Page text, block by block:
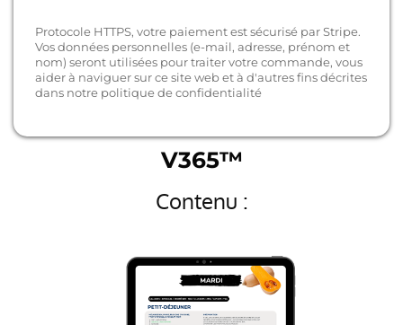
Protocole HTTPS, votre paiement est sécurisé par Stripe.
Vos données personnelles (e-mail, adresse, prénom et
nom) seront utilisées pour traiter votre commande, vous
aider à naviguer sur ce site web et à d'autres fins décrites
dans notre politique de confidentialité
V365™
Contenu :